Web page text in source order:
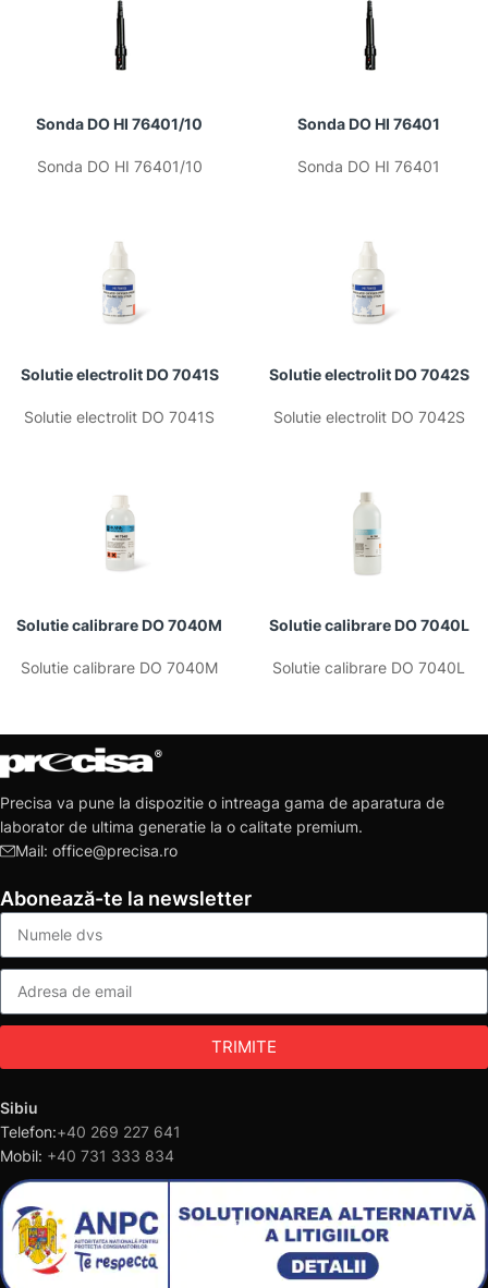
Sonda DO HI 76401/10
Sonda DO HI 76401/10
Sonda DO HI 76401
Sonda DO HI 76401
Solutie electrolit DO 7041S
Solutie electrolit DO 7041S
Solutie electrolit DO 7042S
Solutie electrolit DO 7042S
Solutie calibrare DO 7040M
Solutie calibrare DO 7040M
Solutie calibrare DO 7040L
Solutie calibrare DO 7040L
Precisa va pune la dispozitie o intreaga gama de aparatura de
laborator de ultima generatie la o calitate premium.
Mail: office@precisa.ro
Abonează-te la newsletter
TRIMITE
Sibiu
Telefon:+40 269 227 641
Mobil: +40 731 333 834